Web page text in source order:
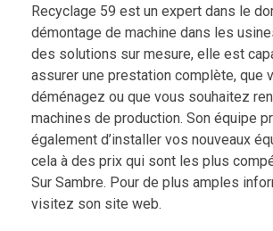
Recyclage 59 est un expert dans le
démontage de machine dans les
des solutions sur mesure, elle est
assurer une prestation complète, que
déménagez ou que vous souhaitez
machines de production. Son équipe
également d’installer vos nouveaux
cela à des prix qui sont les plus
Sur Sambre. Pour de plus amples
visitez son site web.